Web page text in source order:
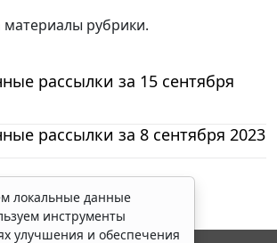
материалы рубрики.
рассылки за 15 сентября
рассылки за 8 сентября 2023
локальные данные
инструменты
улучшения и обеспечения